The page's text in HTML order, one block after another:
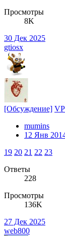
Просмотры
8K
30 Дек 2025
gtiosx
[Обсуждение]
mumins
12 Янв
19 20 21 22 23
Ответы
228
Просмотры
136K
27 Дек 2025
web800